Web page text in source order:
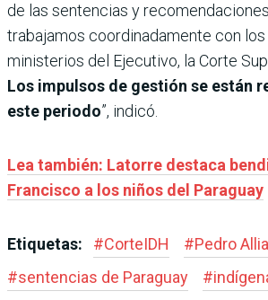
de las sentencias y
trabajamos coordinadamente con
ministerios del Ejecutivo, la Corte
Los impulsos de gestión se están
este periodo”, indicó.
Lea también: Latorre destaca
Francisco a los niños del Paraguay
Etiquetas: #CorteIDH #Pedro
#sentencias de Paraguay #